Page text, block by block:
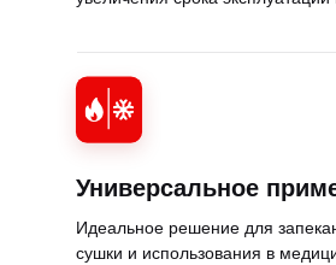
Универсальное
Идеальное решение для
сушки и использования в